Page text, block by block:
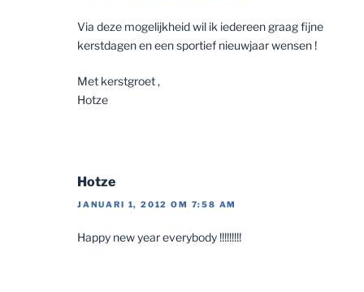
Via deze mogelijkheid wil ik iedereen graag fijne
kerstdagen en een sportief nieuwjaar wensen !
Met kerstgroet ,
Hotze
Hotze
JANUARI 1, 2012 OM 7:58 AM
Happy new year everybody !!!!!!!!!